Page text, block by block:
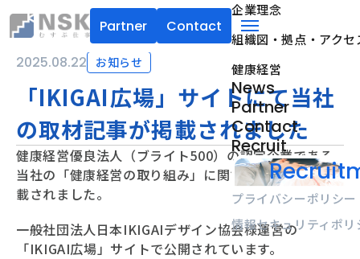
NSK株式会社
Partner Contact
menu
企業理念
組織図・拠点・アクセ
健康経営
News
Partner
Contact
Recruit
プライバシーポリシー
情報セキュリティポリ
2025.08.22 お知らせ
「IKIGAI広場」サイトにて当社
の取材記事が掲載されました
健康経営優良法人（ブライト500）の認定企業である
当社の「健康経営の取り組み」に関する取材記事が掲
載されました。
一般社団法人日本IKIGAIデザイン協会様運営の
「IKIGAI広場」サイトで公開されています。